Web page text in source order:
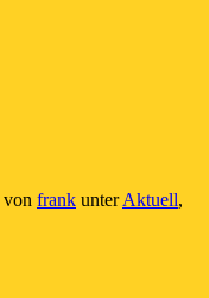
von frank unterAktuell,